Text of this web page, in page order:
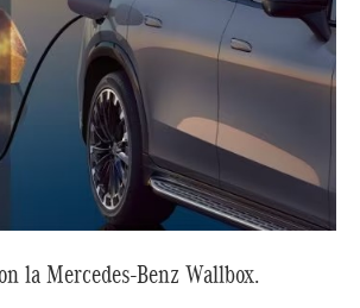
la Mercedes-Benz Wallbox.